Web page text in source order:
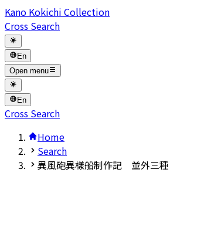
Kano Kokichi Collection
Cross Search
En
Open menu
En
Cross Search
Home
Search
異風砲異樣船制作記 並外三種